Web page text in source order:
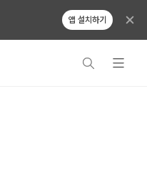
앱 설치하기